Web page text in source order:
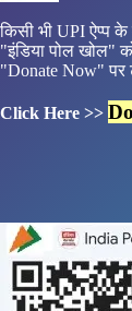
किसी भी UPI ऐप्प
"इंडिया पोल खोल"
"Donate Now"
Click Here >>